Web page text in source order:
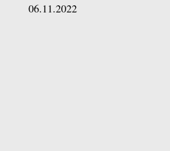
06.11.2022